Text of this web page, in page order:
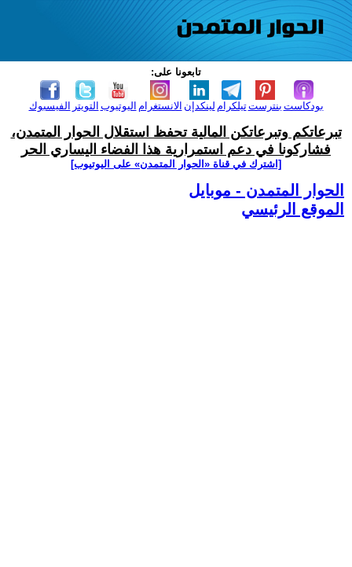
تابعونا على:
الفيسبوك التويتر اليوتيوب الانستغرام لينكدإن تيلكرامبنترست بودكاست
تبرعاتكم وتبرعاتكن المالية تحفظ استقلال الحوار المتمدن،
فشاركونا في دعم استمرارية هذا الفضاء اليساري الحر
[اشترك في قناة ‫«الحوار المتمدن» على اليوتيوب]
الحوار المتمدن - موبايل
الموقع الرئيسي